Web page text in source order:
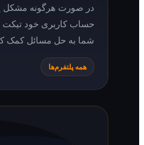
در صورت هرگونه مشکل یا سؤال
حساب کاربری خود تیکت ارسال کنید
شما به حل مسائل کمک کنیم.
همه پلتفرم‌ها